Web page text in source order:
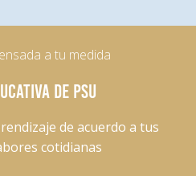
a tu medida
DE PSU
de acuerdo a tus
cotidianas